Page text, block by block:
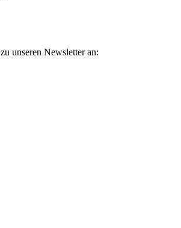
unseren Newsletter an: